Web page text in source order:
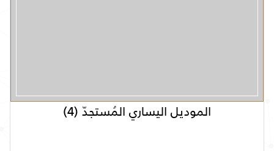
الموديل اليساري المُستجدّ (4)